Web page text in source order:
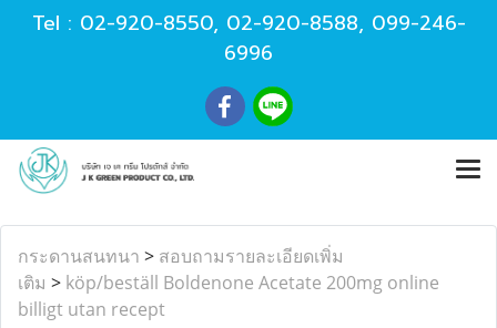
Tel : 02-920-8550, 02-920-8588, 099-246-
6996
กระดานสนทนา > สอบถามรายละเอียดเพิ่ม
เติม > köp/beställ Boldenone Acetate 200mg online
billigt utan recept